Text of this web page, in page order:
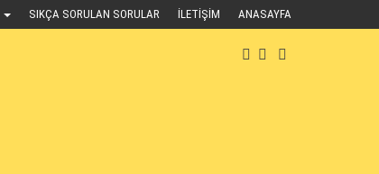
SIKÇA SORULAN SORULAR İLETIŞIM ANASAYFA